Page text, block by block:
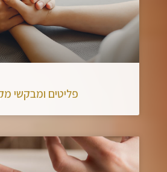
פליטים ומבקשי